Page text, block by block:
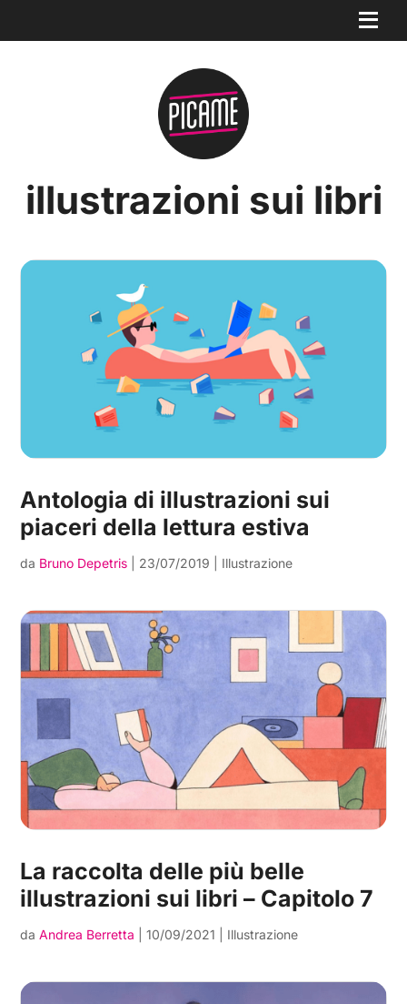
illustrazioni sui libri
Antologia di illustrazioni sui
piaceri della lettura estiva
da Bruno Depetris 23/07/2019 Illustrazione
La raccolta delle più belle
illustrazioni sui libri – Capitolo 7
daAndrea Berretta |10/09/2021 Illustrazione